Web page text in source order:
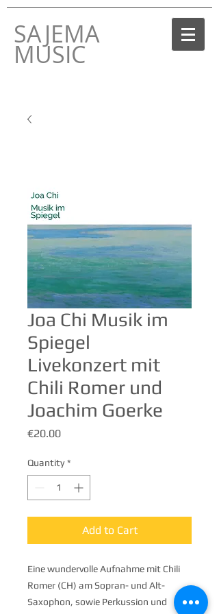
SAJEMA
MUSIC
Joa Chi Musik im
Spiegel
Livekonzert mit
Chili Romer und
Joachim Goerke
€20.00Price
Quantity *
Add to Cart
Eine wundervolle Aufnahme mit Chili
Romer (CH) am Sopran- und Alt-
Saxophon, sowie Perkussion und